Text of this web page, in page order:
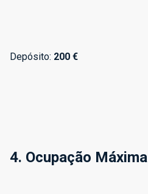
Depósito: 200 €
4. Ocupação Máxima